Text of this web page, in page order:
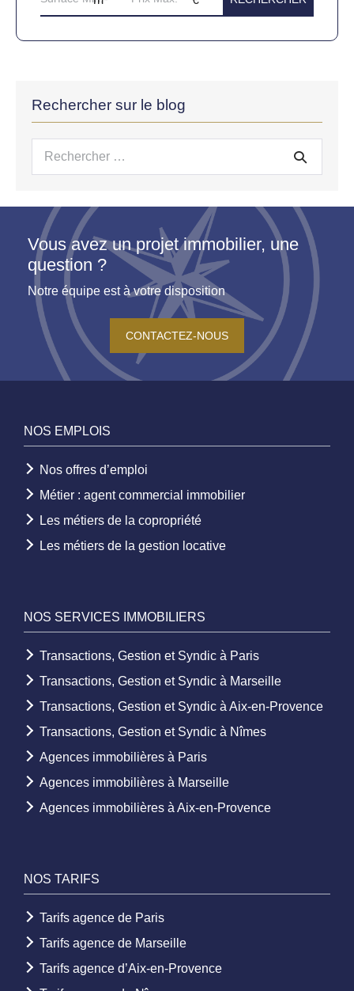
Rechercher sur le blog
Recherche
Vous avez un projet immobilier, une
question ?
Notre équipe est à votre disposition
CONTACTEZ-NOUS
NOS EMPLOIS
Nos offres d’emploi
Métier : agent commercial immobilier
Les métiers de la copropriété
Les métiers de la gestion locative
NOS SERVICES IMMOBILIERS
Transactions, Gestion et Syndic à Paris
Transactions, Gestion et Syndic à Marseille
Transactions, Gestion et Syndic à Aix-en-Provence
Transactions, Gestion et Syndic à Nîmes
Agences immobilières à Paris
Agences immobilières à Marseille
Agences immobilières à Aix-en-Provence
NOS TARIFS
Tarifs agence de Paris
Tarifs agence de Marseille
Tarifs agence d’Aix-en-Provence